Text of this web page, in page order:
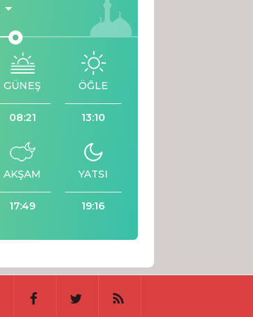
GÜNEŞ
08:21
ÖĞLE
13:10
AKŞAM
17:49
YATSI
19:16